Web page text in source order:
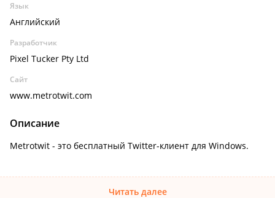
Язык
Английский
Разработчик
Pixel Tucker Pty Ltd
Сайт
www.metrotwit.com
Описание
Metrotwit - это бесплатный Twitter-клиент для Windows.
Читать далее